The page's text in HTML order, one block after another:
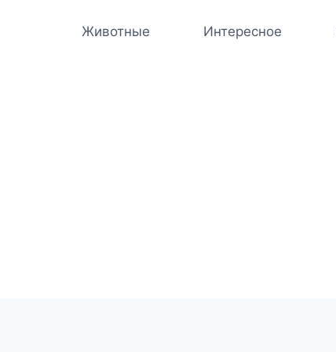
Животные Интересное